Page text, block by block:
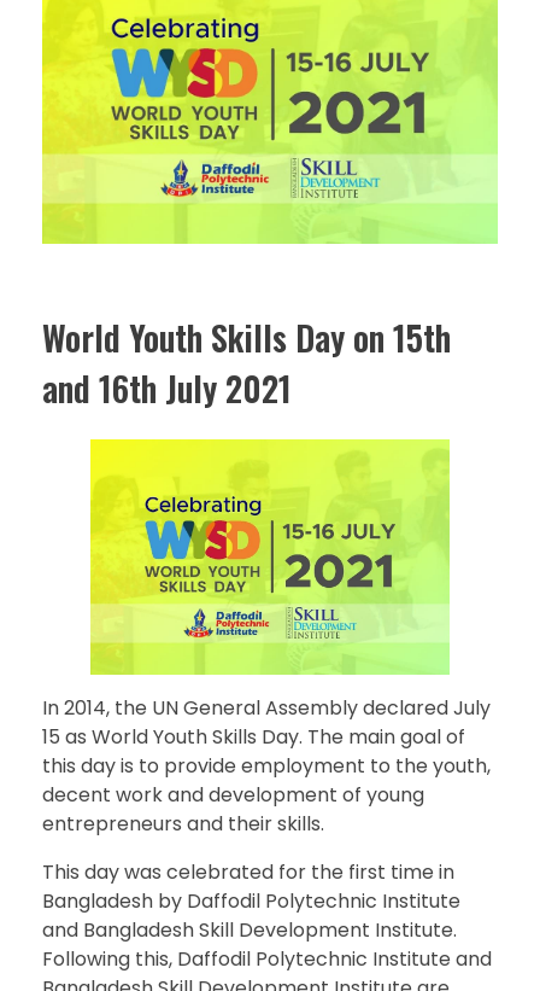
World Youth Skills Day on 15th
and 16th July 2021
In 2014, the UN General Assembly declared July
15 as World Youth Skills Day. The main goal of
this day is to provide employment to the youth,
decent work and development of young
entrepreneurs and their skills.
This day was celebrated for the first time in
Bangladesh by Daffodil Polytechnic Institute
and Bangladesh Skill Development Institute.
Following this, Daffodil Polytechnic Institute and